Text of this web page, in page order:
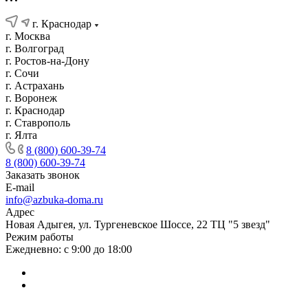
г. Краснодар
г. Москва
г. Волгоград
г. Ростов-на-Дону
г. Сочи
г. Астрахань
г. Воронеж
г. Краснодар
г. Ставрополь
г. Ялта
8 (800) 600-39-74
8 (800) 600-39-74
Заказать звонок
E-mail
info@azbuka-doma.ru
Адрес
Новая Адыгея, ул. Тургеневское Шоссе, 22 ТЦ "5 звезд"
Режим работы
Ежедневно: с 9:00 до 18:00